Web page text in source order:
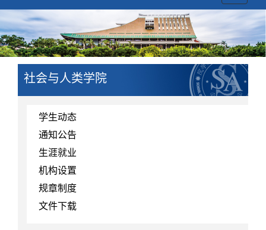
社会与人类学院
学生动态
通知公告
生涯就业
机构设置
规章制度
文件下载